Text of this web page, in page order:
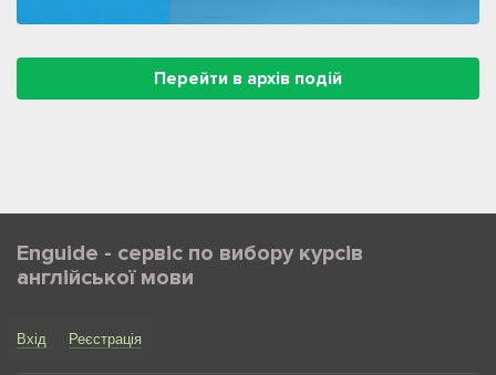
Перейти в архів подій
Enguide - сервіс по вибору курсів
англійської мови
Вхід Реєстрація